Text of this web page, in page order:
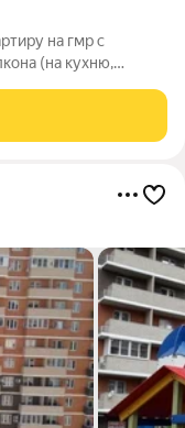
на гмр с
(на кухню,
В пешей